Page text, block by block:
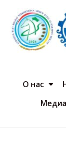
О нас
Медиа